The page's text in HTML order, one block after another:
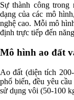
Sự thành công trong
dạng của các mô
nghệ cao. Mỗi mô
định trực tiếp đến
Mô hình ao đất
Ao đất (diện tích
phổ biến, đều yêu
sử dụng vôi (50-100